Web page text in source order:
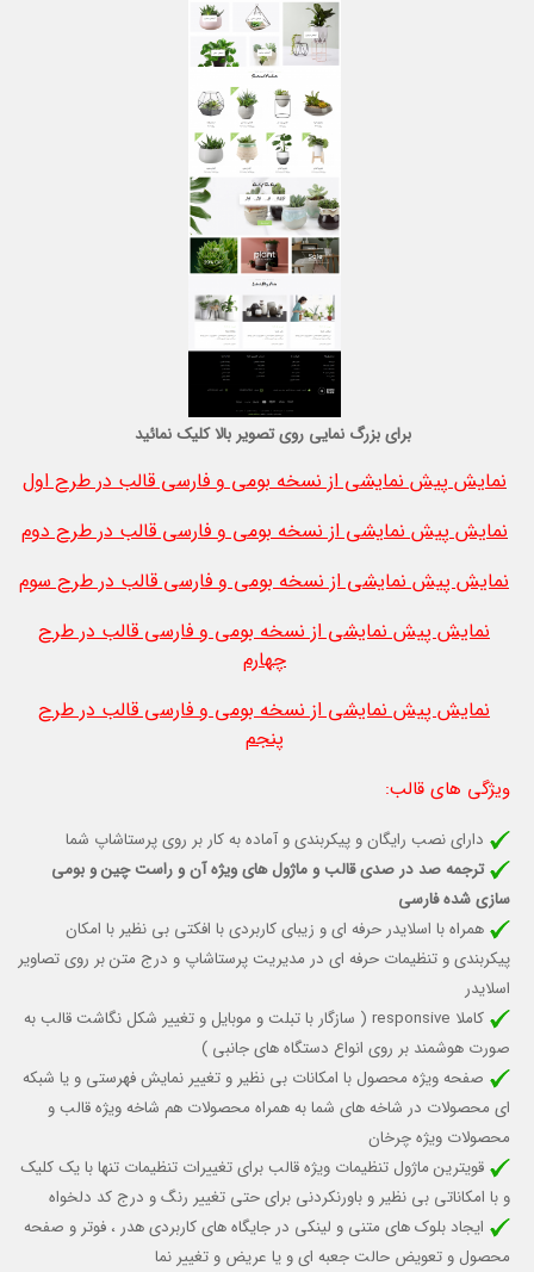
برای بزرگ نمایی روی تصویر بالا کلیک نمائید
نمایش پیش نمایشی از نسخه بومی و فارسی قالب در طرح اول
نمایش پیش نمایشی از نسخه بومی و فارسی قالب در طرح دوم
نمایش پیش نمایشی از نسخه بومی و فارسی قالب در طرح سوم
نمایش پیش نمایشی از نسخه بومی و فارسی قالب در طرح
چهارم
نمایش پیش نمایشی از نسخه بومی و فارسی قالب در طرح
پنجم
ویژگی های قالب:
دارای نصب رایگان و پیکربندی و آماده به کار بر روی پرستاشاپ شما
ترجمه صد در صدی قالب و ماژول های ویژه آن و راست چین و بومی
سازی شده فارسی
همراه با اسلایدر حرفه ای و زیبای کاربردی با افکتی بی نظیر با امکان
پیکربندی و تنظیمات حرفه ای در مدیریت پرستاشاپ و درج متن بر روی تصاویر
اسلایدر
کاملا responsive (
سازگار با تبلت و موبایل و تغییر شکل نگاشت قالب به
صورت هوشمند بر روی انواع دستگاه های جانبی )
صفحه ویژه محصول با امکانات بی نظیر و تغییر نمایش فهرستی و یا شبکه
ای محصولات در شاخه های شما به همراه محصولات هم شاخه ویژه قالب و
محصولات ویژه چرخان
قویترین ماژول تنظیمات ویژه قالب برای تغییرات تنظیمات تنها با یک کلیک
و با امکاناتی بی نظیر و باورنکردنی برای حتی تغییر رنگ و درج کد دلخواه
ایجاد بلوک های متنی و لینکی در جایگاه های کاربردی هدر ، فوتر و صفحه
محصول و تعویض حالت جعبه ای و یا عریض و تغییر نما